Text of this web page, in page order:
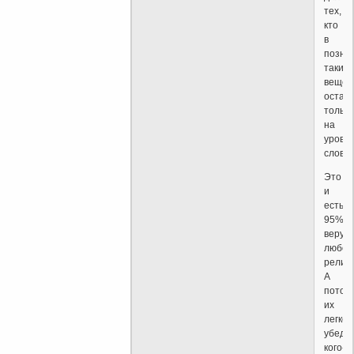
тех,
кто
в
таких
вещей
только
на
слов.
Это
и
есть
95%
любой
А
их
легко
кого-